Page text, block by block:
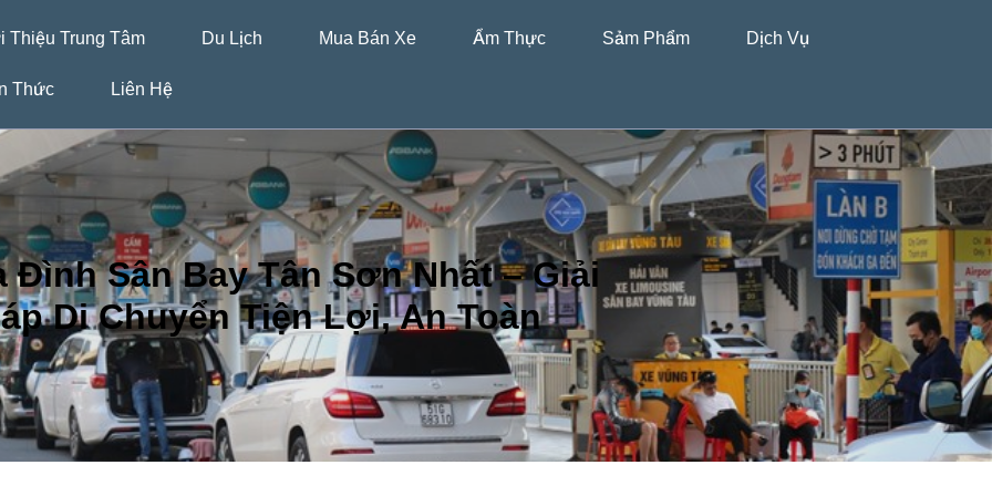
Thiệu Trung Tâm Du Lịch Mua Bán Xe Ẩm Thực Sảm Phẩm Dịch Vụ
Thức Liên Hệ
Đình Sân Bay Tân Sơn Nhất – Giải
Di Chuyển Tiện Lợi, An Toàn